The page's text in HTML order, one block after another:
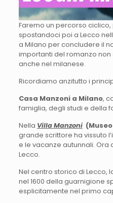
Faremo un percorso
spostandoci poi a Lecco
a Milano per concludere il
importanti del romanzo
anche nel milanese.
Ricordiamo anzitutto i
Casa Manzoni a Milano,
famiglia, degli studi e della
Nella VillaManzoni(Museo
grande scrittore ha vissuto
e le vacanze autunnali.
Lecco.
Nel centro storico di Lecco,
nel 1600 della guarnigione
esplicitamente nel primo